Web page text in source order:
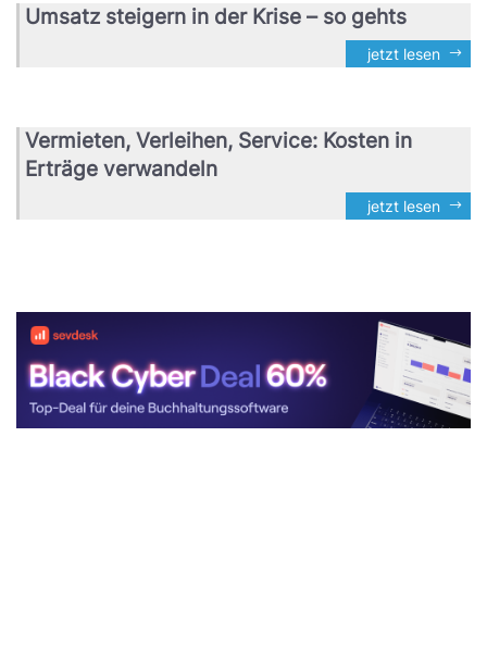
Umsatz steigern in der Krise – so gehts
jetzt lesen
Vermieten, Verleihen, Service: Kosten in
Erträge verwandeln
jetzt lesen